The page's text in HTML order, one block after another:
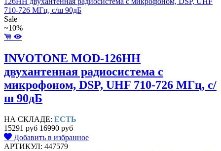
Sale
~10%
INVOTONE MOD-126HH
двухантенная радиосистема с
микрофоном, DSP, UHF 710-726 МГц, с/
ш 90дБ
НА СКЛАДЕ: ЕСТЬ
15291 руб 16990 руб
Добавить в избранное
АРТИКУЛ: 447579